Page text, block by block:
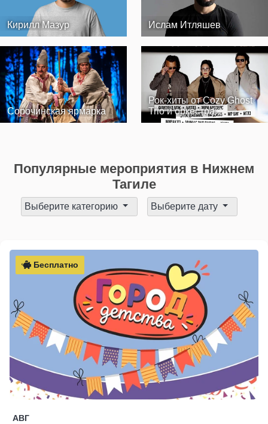
Кирилл Мазур Ислам Итляшев
Сорочинская ярмарка
Рок-хиты от Cozy Ghost
Trio и оркестра
«Модерн»
Популярные мероприятия в Нижнем
Тагиле
Выберите категорию Выберите дату
Бесплатно
АВГ